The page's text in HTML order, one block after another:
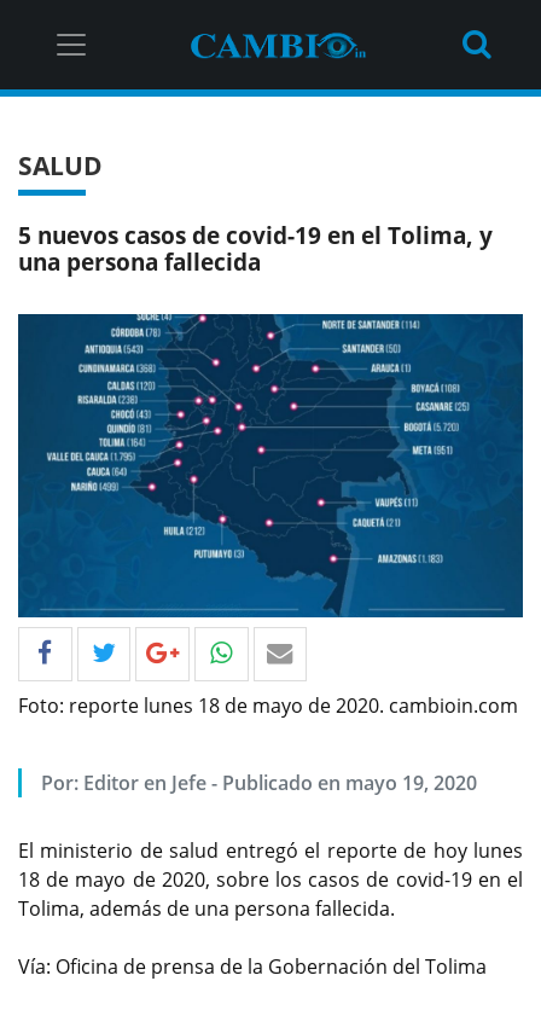
SALUD
5 nuevos casos de covid-19 en el Tolima, y
una persona fallecida
Foto: reporte lunes 18 de mayo de 2020. cambioin.com
Por: Editor en Jefe - Publicado en mayo 19, 2020
El ministerio de salud entregó el reporte de hoy lunes
18 de mayo de 2020, sobre los casos de covid-19 en el
Tolima, además de una persona fallecida.
Vía: Oficina de prensa de la Gobernación del Tolima